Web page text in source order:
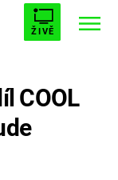
ŽIVĚ
COOL